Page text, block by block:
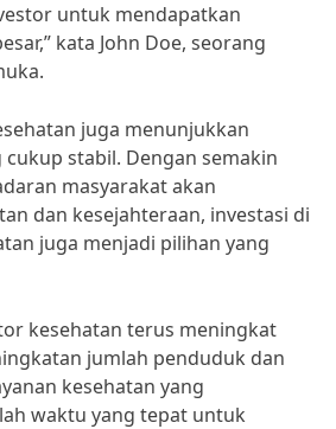
untuk mendapatkan
kata John Doe, seorang
juga menunjukkan
stabil. Dengan semakin
masyarakat akan
dan kesejahteraan, investasi di
juga menjadi pilihan yang
kesehatan terus meningkat
jumlah penduduk dan
kesehatan yang
waktu yang tepat untuk